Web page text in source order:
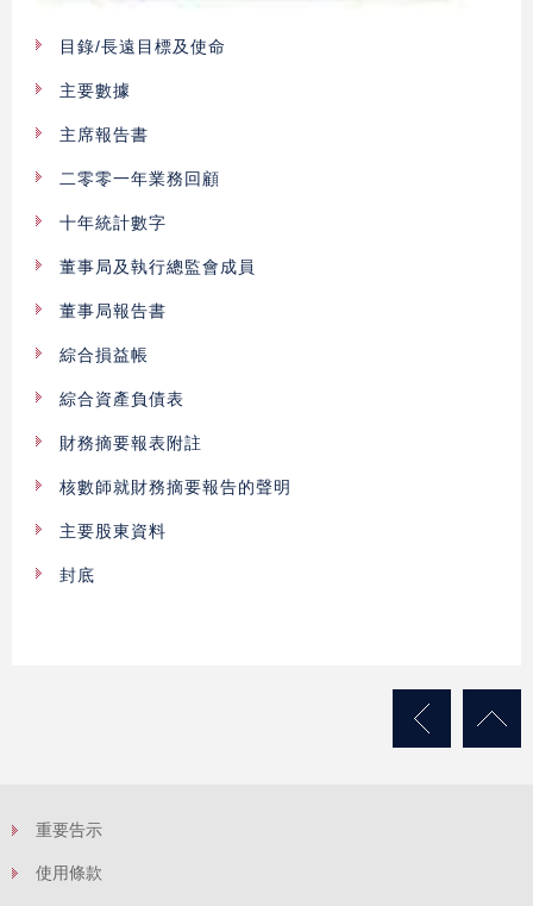
目錄/長遠目標及使命
主要數據
主席報告書
二零零一年業務回顧
十年統計數字
董事局及執行總監會成員
董事局報告書
綜合損益帳
綜合資產負債表
財務摘要報表附註
核數師就財務摘要報告的聲明
主要股東資料
封底
重要告示
使用條款